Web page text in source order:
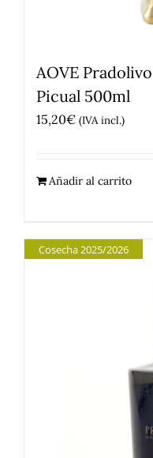
AOVE
Picual 500ml
15,20€ (IVA incl.)
Añadir al carrito
Cosecha 2025/2026